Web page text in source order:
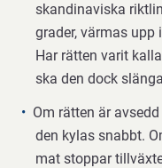
skandinaviska
grader, värmas
Har rätten varit
ska den dock
Om rätten är
den kylas snabbt.
mat stoppar